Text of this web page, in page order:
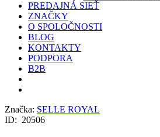
PREDAJNÁ SIEŤ
ZNAČKY
O SPOLOČNOSTI
BLOG
KONTAKTY
PODPORA
B2B
Značka: SELLE ROYAL
ID: 20506